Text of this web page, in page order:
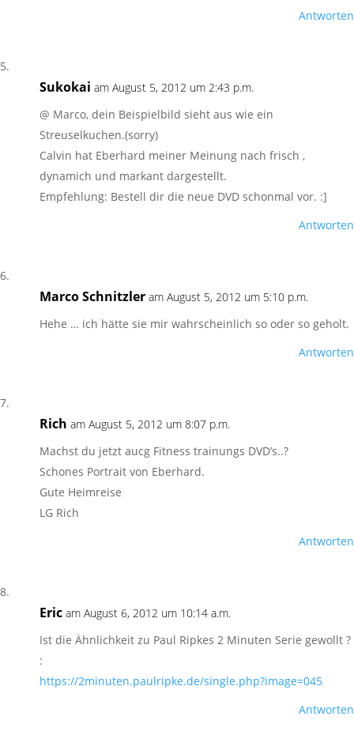
Antworten
Sukokai am August 5, 2012 um 2:43 p.m.
@ Marco, dein Beispielbild sieht aus wie ein
Streuselkuchen.(sorry)
Calvin hat Eberhard meiner Meinung nach frisch ,
dynamich und markant dargestellt.
Empfehlung: Bestell dir die neue DVD schonmal vor. :]
Antworten
Marco Schnitzler am August 5, 2012 um 5:10 p.m.
Hehe … ich hätte sie mir wahrscheinlich so oder so geholt.
Antworten
Rich am August 5, 2012 um 8:07 p.m.
Machst du jetzt aucg Fitness trainungs DVD’s..?
Schones Portrait von Eberhard.
Gute Heimreise
LG Rich
Antworten
Eric am August 6, 2012 um 10:14 a.m.
Ist die Ähnlichkeit zu Paul Ripkes 2 Minuten Serie gewollt ?
:
https://2minuten.paulripke.de/single.php?image=045
Antworten